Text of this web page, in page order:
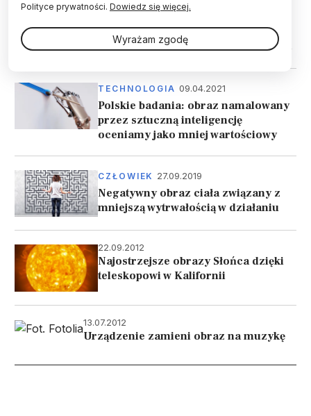
ŚWIAT 14.03.2024
Sztuczna inteligencja tworzy
atrakcyjne dla ludzi obrazy jedzenia
TECHNOLOGIA 09.04.2021
Polskie badania: obraz namalowany
przez sztuczną inteligencję
oceniamy jako mniej wartościowy
CZŁOWIEK 27.09.2019
Negatywny obraz ciała związany z
mniejszą wytrwałością w działaniu
22.09.2012
Najostrzejsze obrazy Słońca dzięki
teleskopowi w Kalifornii
13.07.2012
Urządzenie zamieni obraz na muzykę
Polityce prywatności. Dowiedz się więcej.
Wyrażam zgodę